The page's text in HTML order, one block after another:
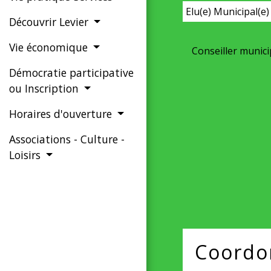
Découvrir Levier
Vie économique
Démocratie participative
ou Inscription
Horaires d'ouverture
Associations - Culture -
Loisirs
Elu(e) Municipal(e)
Conseiller